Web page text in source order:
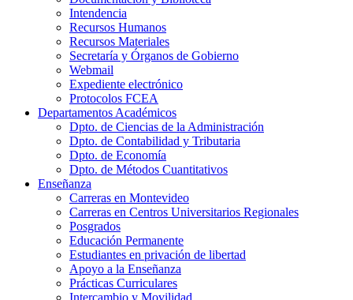
Intendencia
Recursos Humanos
Recursos Materiales
Secretaría y Órganos de Gobierno
Webmail
Expediente electrónico
Protocolos FCEA
Departamentos Académicos
Dpto. de Ciencias de la Administración
Dpto. de Contabilidad y Tributaria
Dpto. de Economía
Dpto. de Métodos Cuantitativos
Enseñanza
Carreras en Montevideo
Carreras en Centros Universitarios Regionales
Posgrados
Educación Permanente
Estudiantes en privación de libertad
Apoyo a la Enseñanza
Prácticas Curriculares
Intercambio y Movilidad